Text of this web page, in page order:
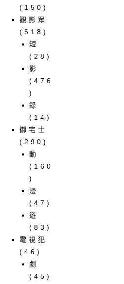
(150)
觀影眾
(518)
短
(28)
影
(476
)
錄
(14)
御宅士
(290)
動
(160
)
漫
(47)
遊
(83)
電視犯
(46)
劇
(45)